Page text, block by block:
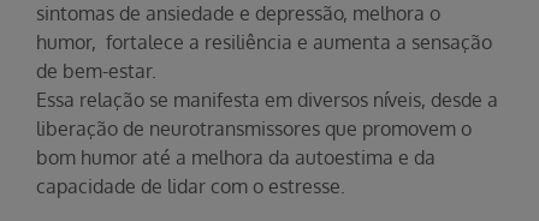
sintomas de ansiedade e depressão, melhora o
humor, fortalece a resiliência e aumenta a sensação
de bem-estar.
Essa relação se manifesta em diversos níveis, desde a
liberação de neurotransmissores que promovem o
bom humor até a melhora da autoestima e da
capacidade de lidar com o estresse.